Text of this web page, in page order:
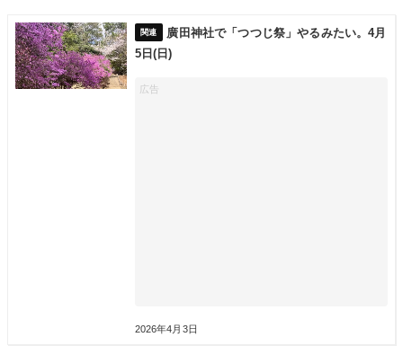
廣田神社で「つつじ祭」やるみたい。4月
5日(日)
2026年4月3日